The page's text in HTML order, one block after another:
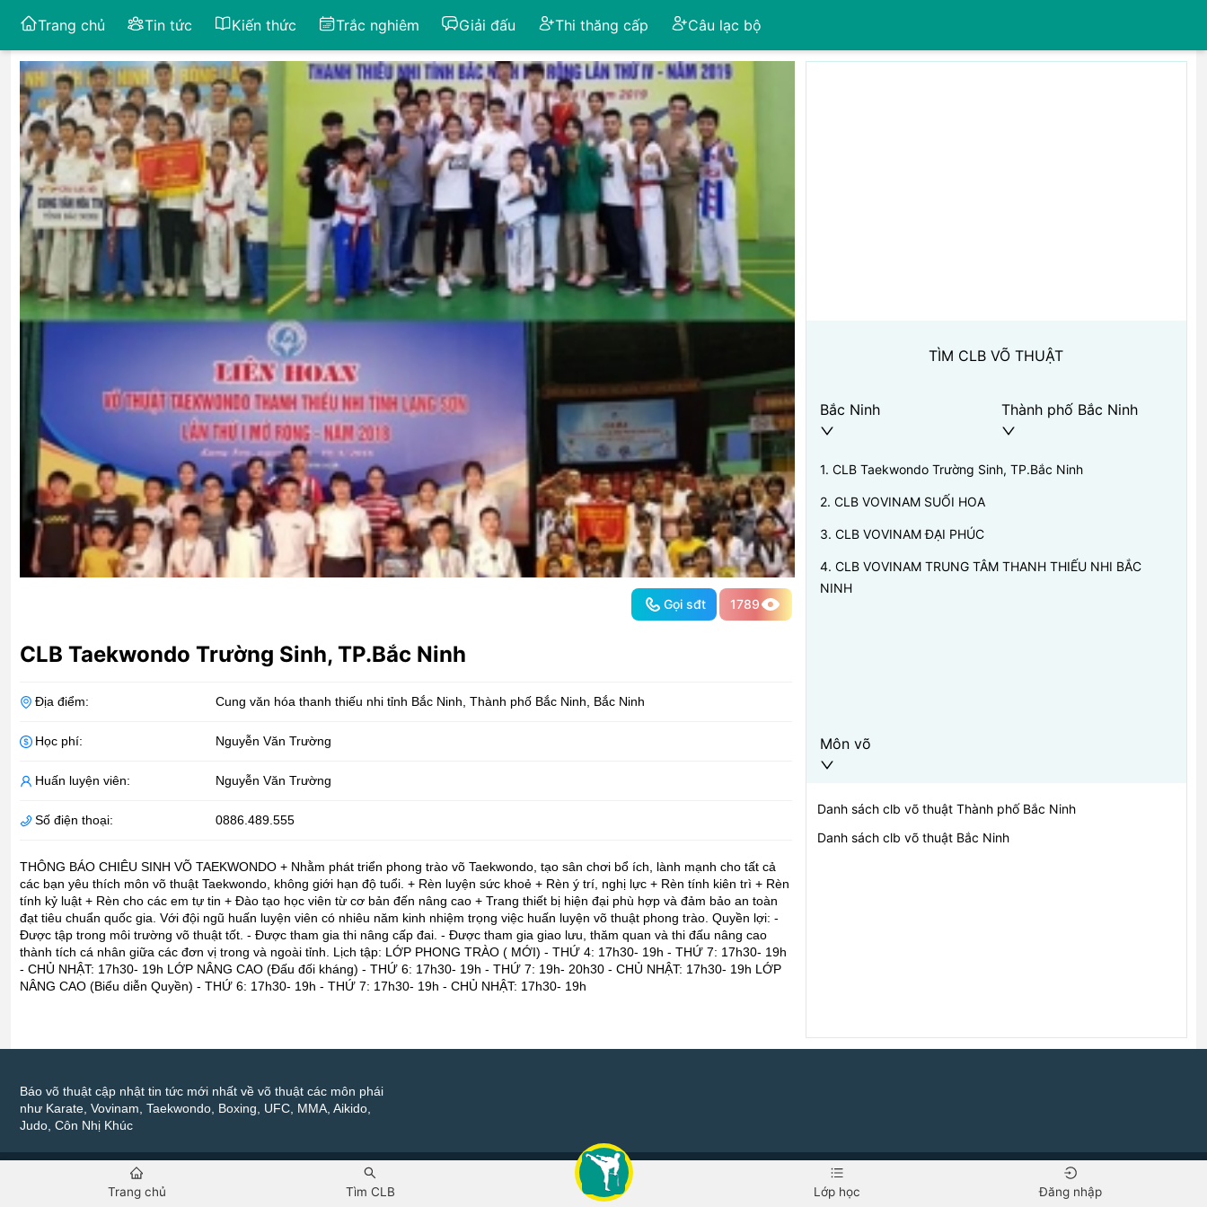
Trang chủ Tin tức Kiến thức Trắc nghiêm Giải đấu Thi thăng cấp Câu lạc bộ
Gọi sđt 1789
CLB Taekwondo Trường Sinh, TP.Bắc Ninh
Địa điểm: Cung văn hóa thanh thiếu nhi tỉnh Bắc Ninh Thành phố Bắc Ninh Bắc Ninh
Học phí: Nguyễn Văn Trường
Huấn luyện viên: Nguyễn Văn Trường
Số điện thoại: 0886.489.555
THÔNG BÁO CHIÊU SINH VÕ TAEKWONDO + Nhằm phát triển phong trào võ Taekwondo, tạo sân chơi bổ ích, lành mạnh cho tất cả
các bạn yêu thích môn võ thuật Taekwondo, không giới hạn độ tuổi. + Rèn luyện sức khoẻ + Rèn ý trí, nghị lực + Rèn tính kiên trì + Rèn
tính kỷ luật + Rèn cho các em tự tin + Đào tạo học viên từ cơ bản đến nâng cao + Trang thiết bị hiện đại phù hợp và đảm bảo an toàn
đạt tiêu chuẩn quốc gia. Với đội ngũ huấn luyện viên có nhiêu năm kinh nhiệm trọng việc huấn luyện võ thuật phong trào. Quyền lợi: -
Được tập trong môi trường võ thuật tốt. - Được tham gia thi nâng cấp đai. - Được tham gia giao lưu, thăm quan và thi đấu nâng cao
thành tích cá nhân giữa các đơn vị trong và ngoài tỉnh. Lịch tập: LỚP PHONG TRÀO ( MỚI) - THỨ 4: 17h30- 19h - THỨ 7: 17h30- 19h
- CHỦ NHẬT: 17h30- 19h LỚP NÂNG CAO (Đấu đối kháng) - THỨ 6: 17h30- 19h - THỨ 7: 19h- 20h30 - CHỦ NHẬT: 17h30- 19h LỚP
NÂNG CAO (Biểu diễn Quyền) - THỨ 6: 17h30- 19h - THỨ 7: 17h30- 19h - CHỦ NHẬT: 17h30- 19h
TÌM CLB VÕ THUẬT
Bắc Ninh Thành phố Bắc Ninh
1. CLB Taekwondo Trường Sinh, TP.Bắc Ninh
2. CLB VOVINAM SUỐI HOA
3. CLB VOVINAM ĐẠI PHÚC
4. CLB VOVINAM TRUNG TÂM THANH THIẾU NHI BẮC
NINH
Môn võ
Danh sách clb võ thuật Thành phố Bắc Ninh
Danh sách clb võ thuật Bắc Ninh
Trang chủ Tìm CLB Lớp học Đăng nhập
Báo võ thuật cập nhật tin tức mới nhất về võ thuật các môn phái
như Karate, Vovinam, Taekwondo, Boxing, UFC, MMA, Aikido,
Judo, Côn Nhị Khúc
Copyright 2016 by Báo Võ Thuật - All rights reserved baovothuat.com